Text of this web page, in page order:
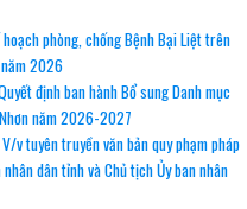
phòng, chống Bệnh Bại Liệt trên
2026
định ban hành Bổ sung Danh mục
năm 2026-2027
v tuyên truyền văn bản quy phạm pháp
dân tỉnh và Chủ tịch Ủy ban nhân